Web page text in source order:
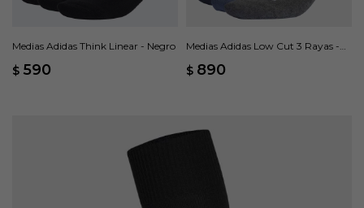
Medias Adidas Think Linear - Negro
$ 590
Medias Adidas Low Cut 3 Rayas -
$ 890